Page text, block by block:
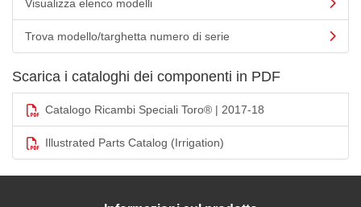
Visualizza elenco modelli
Trova modello/targhetta numero di serie
Scarica i cataloghi dei componenti in PDF
Catalogo Ricambi Speciali Toro® | 2017-18
Illustrated Parts Catalog (Irrigation)